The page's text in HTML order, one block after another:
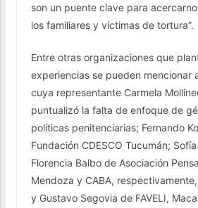
son un puente clave para
los familiares y víctimas de tortura”.
Entre otras organizaciones que
experiencias se pueden mencionar
cuya representante Carmela
puntualizó la falta de enfoque de
políticas penitenciarias; Fernando
Fundación CDESCO Tucumán;
Florencia Balbo de Asociación
Mendoza y CABA,
y Gustavo Segovia de FAVELI,